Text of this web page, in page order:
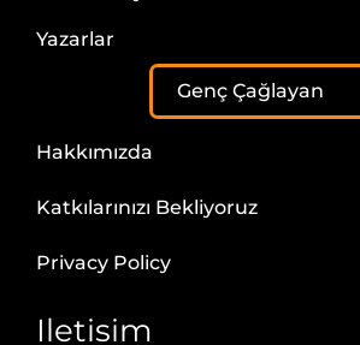
Yazarlar
Genç Çağlayan
Hakkımızda
Katkılarınızı Bekliyoruz
Privacy Policy
Iletisim